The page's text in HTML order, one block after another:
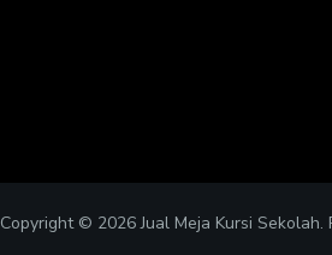
Copyright © 2026 Jual Meja Kursi Sekolah.